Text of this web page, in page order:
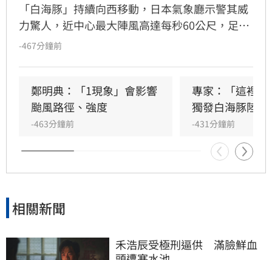
「白海豚」持續向西移動，日本氣象廳示警其威
力驚人，近中心最大陣風高達每秒60公尺，足以
吹倒電線桿、吹翻卡車，甚至導致房屋倒塌。預
淹水。
-467分鐘前
鄭明典：「1現象」會影響
颱風路徑、強度
-463分鐘前
專家：「這裡
獨發白海豚陸警
-431分鐘前
相關新聞
禾浩辰受極刑逼供　滿臉鮮血